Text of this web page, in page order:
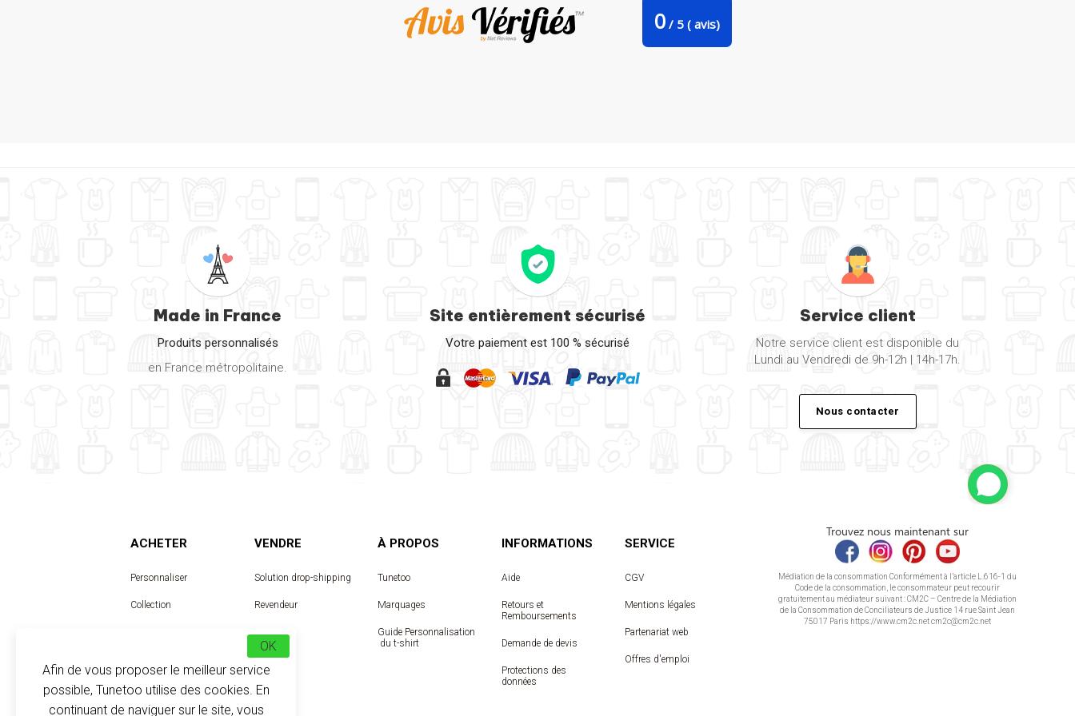
0 / 5 ( avis)
Made in France
Produits personnalisés
en France métropolitaine.
Site entièrement sécurisé
Votre paiement est 100 % sécurisé
Service client
Notre service client est disponible du
Lundi au Vendredi de 9h-12h | 14h-17h.
Nous contacter
ACHETER
Personnaliser
Collection
VENDRE
Solution drop-shipping
Revendeur
Designer
À PROPOS
Tunetoo
Marquages
Guide Personnalisation
du t-shirt
INFORMATIONS
Aide
Retours et
Remboursements
Demande de devis
Protections des
données
SERVICE
CGV
Mentions légales
Partenariat web
Offres d'emploi
Trouvez nous maintenant sur
Médiation de la consommation Conformément à l’article L.616-1 du
Code de la consommation, le consommateur peut recourir
gratuitement au médiateur suivant : CM2C – Centre de la Médiation
de la Consommation de Conciliateurs de Justice 14 rue Saint Jean
75017 Paris https://www.cm2c.net cm2c@cm2c.net
Afin de vous proposer le meilleur service
possible, Tunetoo utilise des cookies. En
continuant de naviguer sur le site, vous
OK